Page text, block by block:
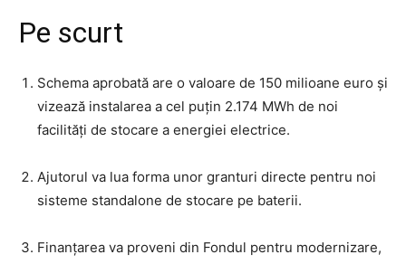
Pe scurt
Schema aprobată are o valoare de 150 milioane euro și
vizează instalarea a cel puțin 2.174 MWh de noi
facilități de stocare a energiei electrice.
Ajutorul va lua forma unor granturi directe pentru noi
sisteme standalone de stocare pe baterii.
Finanțarea va proveni din Fondul pentru modernizare,